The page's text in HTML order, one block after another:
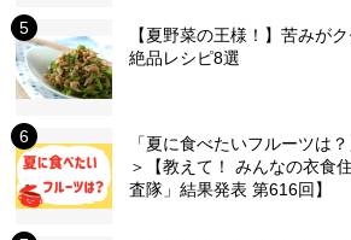
【夏野菜の王様！】苦みが
絶品レシピ8選
「夏に食べたいフルーツは
＞【教えて！ みんなの衣食
査隊」結果発表 第616回】